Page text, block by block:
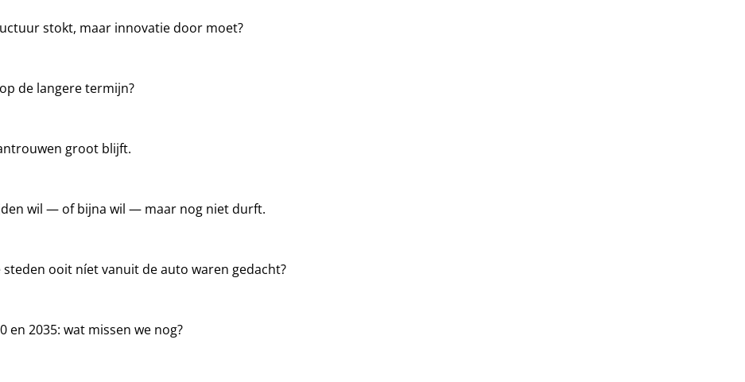
stokt, maar innovatie door moet?
de langere termijn?
groot blijft.
wil — of bijna wil — maar nog niet durft.
ooit níet vanuit de auto waren gedacht?
2035: wat missen we nog?